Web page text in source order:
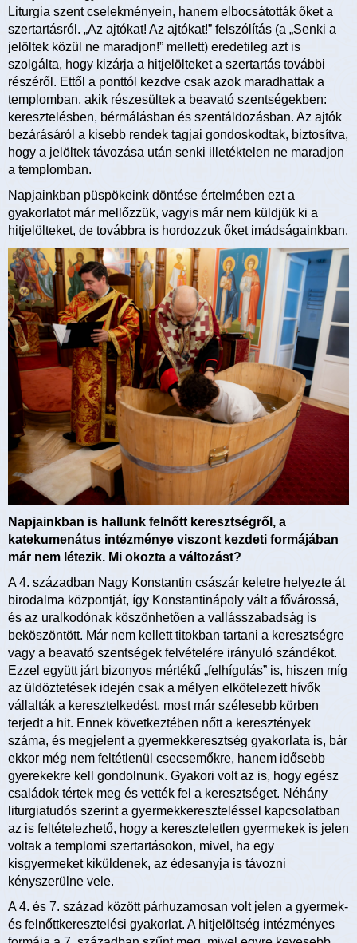
Liturgia szent cselekményein, hanem elbocsátották őket a
szertartásról. „Az ajtókat! Az ajtókat!” felszólítás (a „Senki a
jelöltek közül ne maradjon!” mellett) eredetileg azt is
szolgálta, hogy kizárja a hitjelölteket a szertartás további
részéről. Ettől a ponttól kezdve csak azok maradhattak a
templomban, akik részesültek a beavató szentségekben:
keresztelésben, bérmálásban és szentáldozásban. Az ajtók
bezárásáról a kisebb rendek tagjai gondoskodtak, biztosítva,
hogy a jelöltek távozása után senki illetéktelen ne maradjon
a templomban.
Napjainkban püspökeink döntése értelmében ezt a
gyakorlatot már mellőzzük, vagyis már nem küldjük ki a
hitjelölteket, de továbbra is hordozzuk őket imádságainkban.
Napjainkban is hallunk felnőtt keresztségről, a
katekumenátus intézménye viszont kezdeti formájában
már nem létezik. Mi okozta a változást?
A 4. században Nagy Konstantin császár keletre helyezte át
birodalma központját, így Konstantinápoly vált a fővárossá,
és az uralkodónak köszönhetően a vallásszabadság is
beköszöntött. Már nem kellett titokban tartani a keresztségre
vagy a beavató szentségek felvételére irányuló szándékot.
Ezzel együtt járt bizonyos mértékű „felhígulás” is, hiszen míg
az üldöztetések idején csak a mélyen elkötelezett hívők
vállalták a keresztelkedést, most már szélesebb körben
terjedt a hit. Ennek következtében nőtt a keresztények
száma, és megjelent a gyermekkeresztség gyakorlata is, bár
ekkor még nem feltétlenül csecsemőkre, hanem idősebb
gyerekekre kell gondolnunk. Gyakori volt az is, hogy egész
családok tértek meg és vették fel a keresztséget. Néhány
liturgiatudós szerint a gyermekkereszteléssel kapcsolatban
az is feltételezhető, hogy a kereszteletlen gyermekek is jelen
voltak a templomi szertartásokon, mivel, ha egy
kisgyermeket kiküldenek, az édesanyja is távozni
kényszerülne vele.
A 4. és 7. század között párhuzamosan volt jelen a gyermek-
és felnőttkeresztelési gyakorlat. A hitjelöltség intézményes